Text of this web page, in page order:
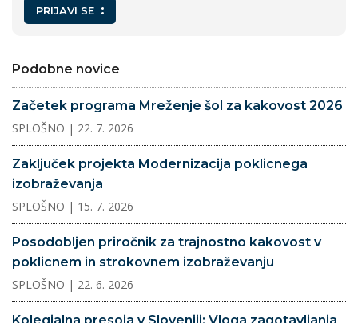
PRIJAVI SE
Podobne novice
Začetek programa Mreženje šol za kakovost 2026
SPLOŠNO | 22. 7. 2026
Zaključek projekta Modernizacija poklicnega
izobraževanja
SPLOŠNO | 15. 7. 2026
Posodobljen priročnik za trajnostno kakovost v
poklicnem in strokovnem izobraževanju
SPLOŠNO | 22. 6. 2026
Kolegialna presoja v Sloveniji: Vloga zagotavljanja